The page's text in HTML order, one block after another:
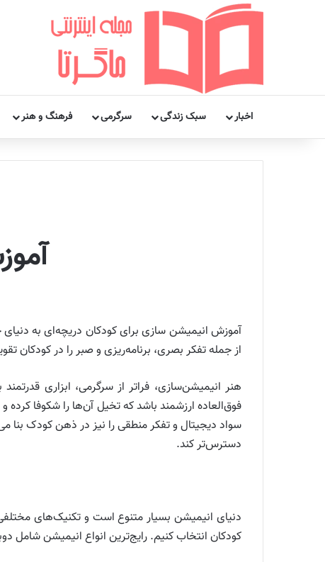
اخبار سبک زندگی سرگرمی فرهنگ و هنر
آموزش انیمیشن سازی برای کودکان دریچه‌ای به
از جمله تفکر بصری، برنامه‌ریزی و صبر را در کودکان
هنر انیمیشن‌سازی، فراتر از سرگرمی، ابزاری
فوق‌العاده ارزشمند باشد که تخیل آن‌ها را شکوفا
سواد دیجیتال و تفکر منطقی را نیز در ذهن کودک بنا
دسترس‌تر کند.
دنیای انیمیشن بسیار متنوع است و تکنیک‌های
کودکان انتخاب کنیم. رایج‌ترین انواع انیمیشن